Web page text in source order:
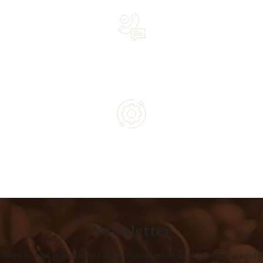
Newsletter
e-mail, jeżeli chcesz otrzymywać informacje o nowościach i